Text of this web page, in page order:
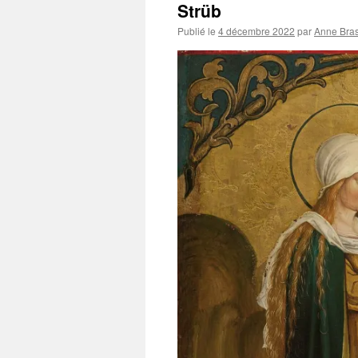
Strüb
Publié le 4 décembre 2022 parAnne